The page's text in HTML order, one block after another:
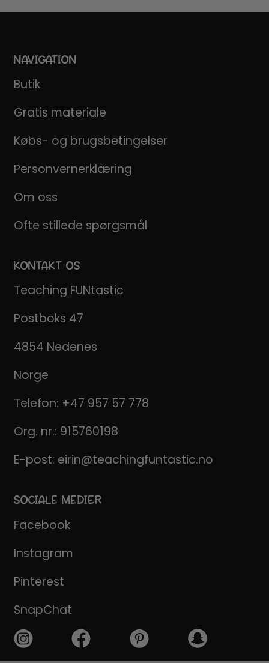
NAVIGATION
Butik
Gratis materiale
Købs- og brugsbetingelser
Personvernerklæring
Om oss
Ofte stillede spørgsmål
KONTAKT OS
Teaching FUNtastic
Postboks 47
4854 Nedenes
Norge
Telefon: +47 957 57 778
Org. nr.: 915760198
E-post: eirin@teachingfuntastic.no
SOCIALE MEDIER
Facebook
Instagram
Pinterest
SnapChat